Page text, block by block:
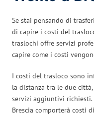
Se stai pensando di
di capire i costi del
traslochi offre servizi
capire come i costi
I costi del trasloco sono
la distanza tra le due
servizi aggiuntivi richiesti.
Brescia comporterà costi